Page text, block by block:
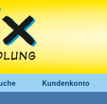
Kundenkonto